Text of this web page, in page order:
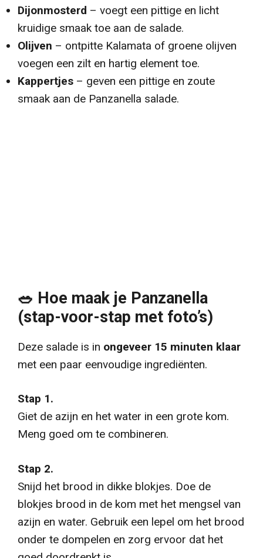
Dijonmosterd – voegt een pittige en licht
kruidige smaak toe aan de salade.
Olijven – ontpitte Kalamata of groene olijven
voegen een zilt en hartig element toe.
Kappertjes – geven een pittige en zoute
smaak aan de Panzanella salade.
🥗 Hoe maak je Panzanella
(stap-voor-stap met foto’s)
Deze salade is in ongeveer 15 minuten klaar
met een paar eenvoudige ingrediënten.
Stap 1.
Giet de azijn en het water in een grote kom.
Meng goed om te combineren.
Stap 2.
Snijd het brood in dikke blokjes. Doe de
blokjes brood in de kom met het mengsel van
azijn en water. Gebruik een lepel om het brood
onder te dompelen en zorg ervoor dat het